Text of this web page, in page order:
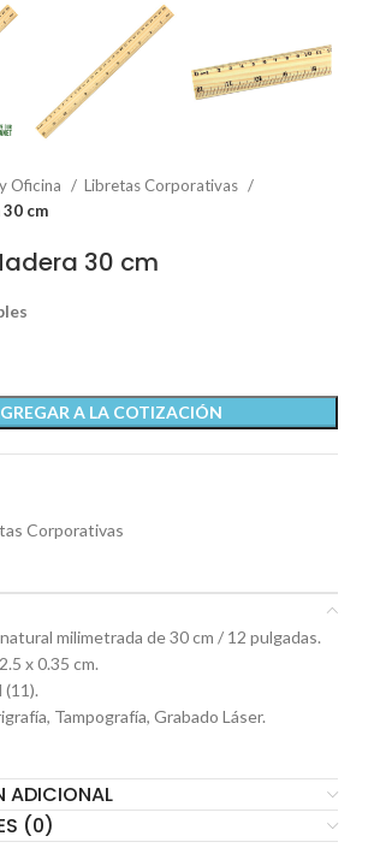
Oficina
Libretas Corporativas
cm
30 cm
A LA COTIZACIÓN
Corporativas
milimetrada de 30 cm / 12 pulgadas.
x 0.35 cm.
(11).
Tampografía, Grabado Láser.
ADICIONAL
(0)